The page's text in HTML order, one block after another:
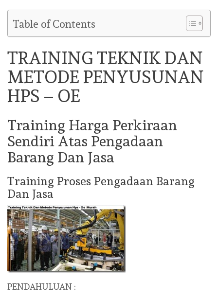
Table of Contents
TRAINING TEKNIK DAN
METODE PENYUSUNAN
HPS – OE
Training Harga Perkiraan
Sendiri Atas Pengadaan
Barang Dan Jasa
Training Proses Pengadaan Barang
Dan Jasa
PENDAHULUAN :